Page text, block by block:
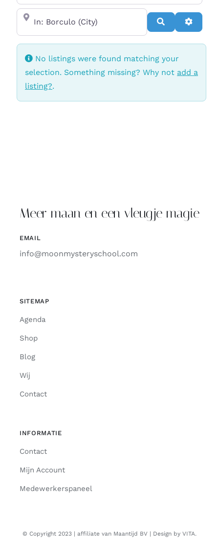
In de buurt van
Search
No listings were found matching your
selection. Something missing? Why not add a
listing?.
Meer maan en een vleugje magie
EMAIL
info@moonmysteryschool.com
SITEMAP
Agenda
Shop
Blog
Wij
Contact
INFORMATIE
Contact
Mijn Account
Medewerkerspaneel
© Copyright 2023 | affiliate van Maantijd BV | Design by VITA.